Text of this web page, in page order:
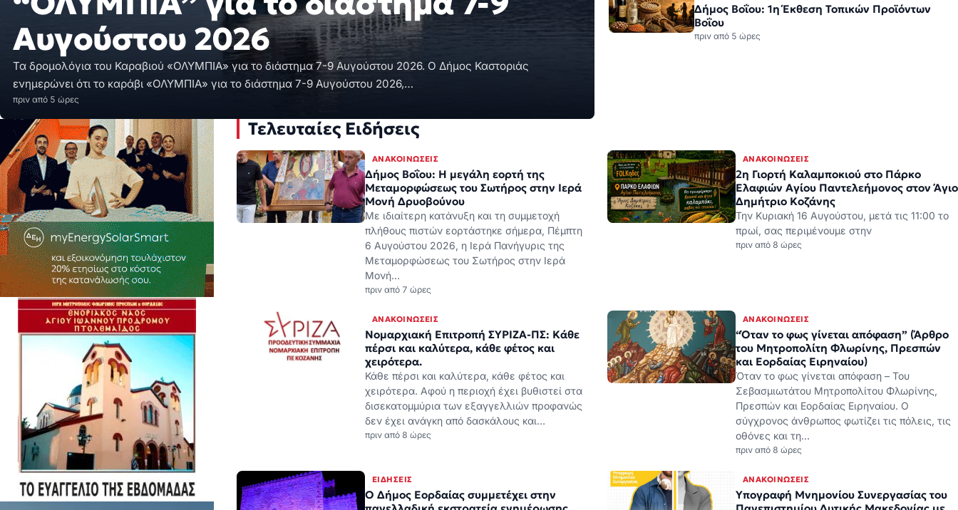
Δήμος Βοΐου: 1η Έκθεση Τοπικών Προϊόντων
Βοΐου
πριν από 5 ώρες
Τελευταίες Ειδήσεις
ΑΝΑΚΟΙΝΏΣΕΙΣ
Μονή Δρυοβούνου
Με ιδιαίτερη κατάνυξη και τη συμμετοχή
πλήθους πιστών εορτάστηκε σήμερα, Πέμπτη
6 Αυγούστου 2026, η Ιερά Πανήγυρις της
Μεταμορφώσεως του Σωτήρος στην Ιερά
Μονή…
πριν από 7 ώρες
πρωί, σας περιμένουμε στην
πριν από 8 ώρες
ΑΝΑΚΟΙΝΏΣΕΙΣ
Νομαρχιακή Επιτροπή ΣΥΡΙΖΑ-ΠΣ: Κάθε
πέρσι και καλύτερα, κάθε φέτος και
χειρότερα.
χειρότερα. Αφού η περιοχή έχει βυθιστεί στα
δισεκατομμύρια των εξαγγελλιών προφανώς
δεν έχει ανάγκη από δασκάλους και…
πριν από 8 ώρες
ΑΝΑΚΟΙΝΏΣΕΙΣ
Σεβασμιωτάτου Μητροπολίτου Φλωρίνης,
Πρεσπών και Εορδαίας Ειρηναίου. Ο
σύγχρονος άνθρωπος φωτίζει τις πόλεις, τις
οθόνες και τη…
πριν από 8 ώρες
ΕΙΔΉΣΕΙΣ
Ο Δήμος Εορδαίας συμμετέχει στην
πανελλαδική εκστρατεία ενημέρωσης,
πανελλαδική εκστρατεία ενημέρωσης,
στηρίζοντας έμπρακτα το όραμα για έναν
ΑΝΑΚΟΙΝΏΣΕΙΣ
Υπογραφή Μνημονίου Συνεργασίας του
Πανεπιστημίου Δυτικής Μακεδονίας με
το Hanoi University
συνεχίζει να διευρύνει το διεθνές δίκτυο των
συνεργασιών του με
πριν από 8 ώρες